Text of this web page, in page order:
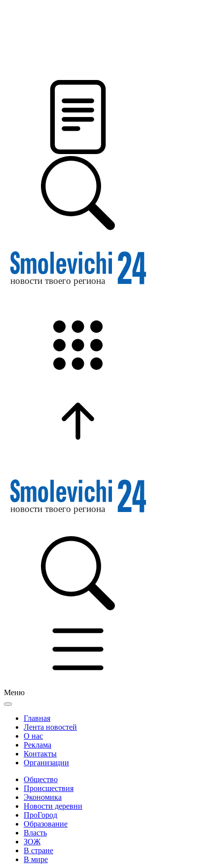
Меню
Главная
Лента новостей
О нас
Реклама
Контакты
Организации
Общество
Происшествия
Экономика
Новости деревни
ПроГород
Образование
Власть
ЗОЖ
В стране
В мире